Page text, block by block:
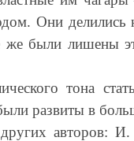
Они делились
же были лишены
тона
развиты в
других